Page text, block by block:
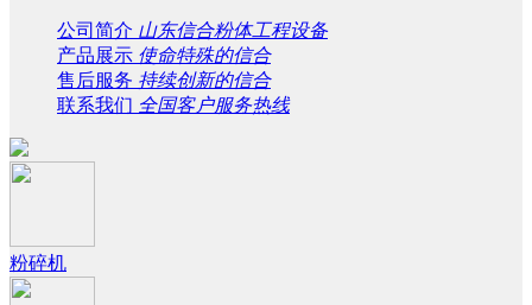
公司简介 山东信合粉体工程设备
产品展示 使命特殊的信合
售后服务 持续创新的信合
联系我们 全国客户服务热线
粉碎机